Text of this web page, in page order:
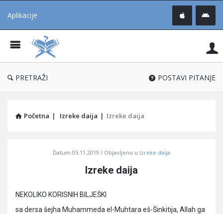
Aplikacije
®
PRETRAŽI POSTAVI PITANJE
Početna | Izreke daija | Izreke daija
Latest
Articles
Datum 05.11.2019 Objavljeno u Izreke daija
Izreke daija
NEKOLIKO KORISNIH BILJEŠKI
sa dersa šejha Muhammeda el-Muhtara eš-Šinkitija, Allah ga